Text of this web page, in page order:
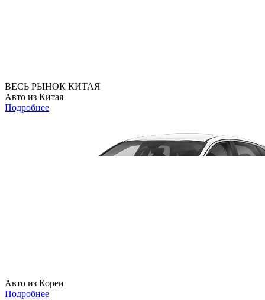
ВЕСЬ РЫНОК КИТАЯ
Авто из Китая
Подробнее
Авто из Кореи
Подробнее